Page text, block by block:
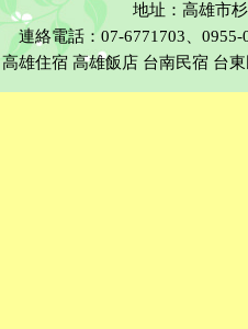
地址：高雄市
連絡電話：07-6771703、
高雄住宿 高雄飯店 台南民宿 台